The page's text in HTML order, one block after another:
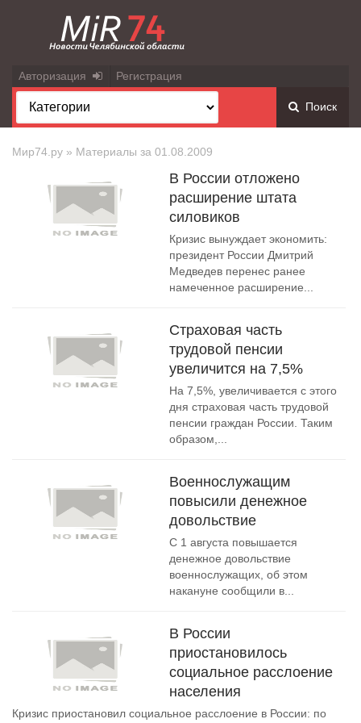
Авторизация Регистрация
Поиск
Мир74.ру » Материалы за 01.08.2009
В России отложено
расширение штата
силовиков
Кризис вынуждает экономить:
президент России Дмитрий
Медведев перенес ранее
намеченное расширение...
Страховая часть
трудовой пенсии
увеличится на 7,5%
На 7,5%, увеличивается с этого
дня страховая часть трудовой
пенсии граждан России. Таким
образом,...
Военнослужащим
повысили денежное
довольствие
С 1 августа повышается
денежное довольствие
военнослужащих, об этом
накануне сообщили в...
В России
приостановилось
социальное расслоение
населения
Кризис приостановил социальное расслоение в России: по